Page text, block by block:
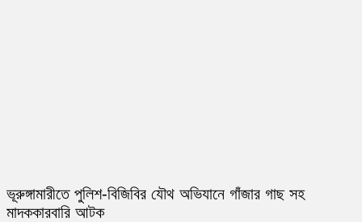
ভূরুঙ্গামারীতে পুলিশ-বিজিবির যৌথ অভিযানে গাঁজার গাছ সহ
মাদককারবারি আটক